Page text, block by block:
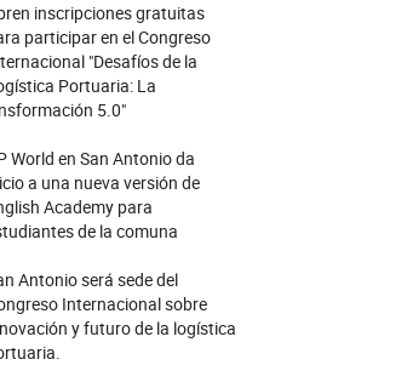
inscripciones gratuitas
participar en el Congreso
"Desafíos de la
Portuaria: La
5.0"
World en San Antonio da
a una nueva versión de
Academy para
de la comuna
Antonio será sede del
Internacional sobre
y futuro de la logística